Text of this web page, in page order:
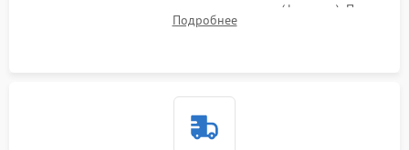
роликов захвата и узла термозакрепления (фьюзера). Поиск
физического износа и повреждений деталей.
Подробнее